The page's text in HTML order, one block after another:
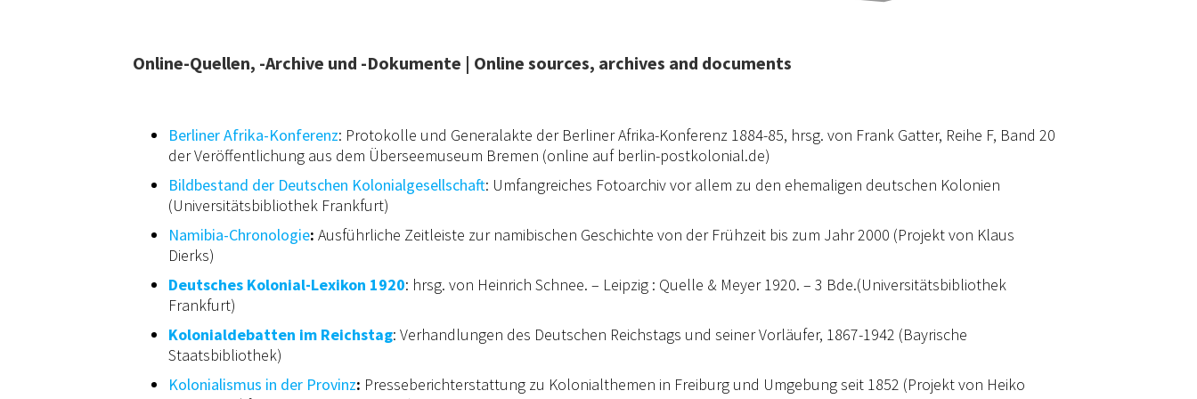
Online-Quellen, -Archive und -Dokumente | Online sources, archives and documents
Berliner Afrika-Konferenz: Protokolle und Generalakte der Berliner Afrika-Konferenz 1884-85, hrsg. von Frank Gatter, Reihe F, Band 20
der Veröffentlichung aus dem Überseemuseum Bremen (online auf berlin-postkolonial.de)
Bildbestand der Deutschen Kolonialgesellschaft: Umfangreiches Fotoarchiv vor allem zu den ehemaligen deutschen Kolonien
(Universitätsbibliothek Frankfurt)
Namibia-Chronologie: Ausführliche Zeitleiste zur namibischen Geschichte von der Frühzeit bis zum Jahr 2000 (Projekt von Klaus
Dierks)
Deutsches Kolonial-Lexikon 1920: hrsg. von Heinrich Schnee. – Leipzig : Quelle & Meyer 1920. – 3 Bde.(Universitätsbibliothek
Frankfurt)
Kolonialdebatten im Reichstag: Verhandlungen des Deutschen Reichstags und seiner Vorläufer, 1867-1942 (Bayrische
Staatsbibliothek)
Kolonialismus in der Provinz: Presseberichterstattung zu Kolonialthemen in Freiburg und Umgebung seit 1852 (Projekt von Heiko